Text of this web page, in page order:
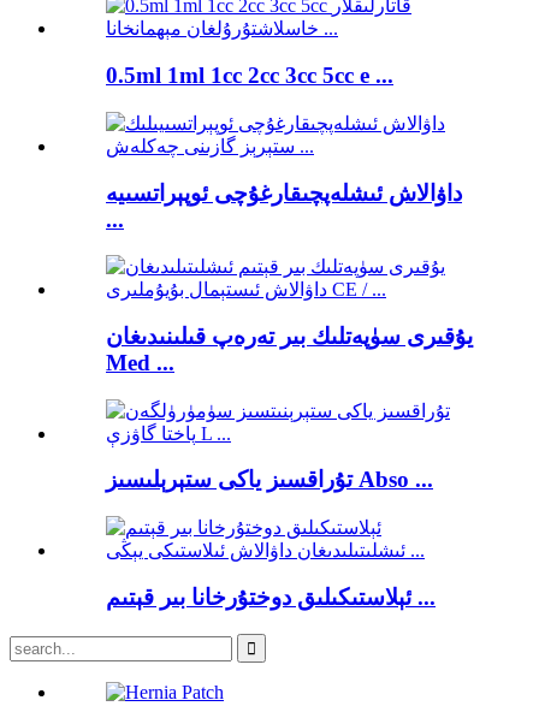
0.5ml 1ml 1cc 2cc 3cc 5cc e ...
داۋالاش ئىشلەپچىقارغۇچى ئوپېراتسىيە
...
يۇقىرى سۈپەتلىك بىر تەرەپ قىلىنىدىغان
Med ...
تۇراقسىز ياكى ستېرېلىسىز Abso ...
ئېلاستىكىلىق دوختۇرخانا بىر قېتىم ...